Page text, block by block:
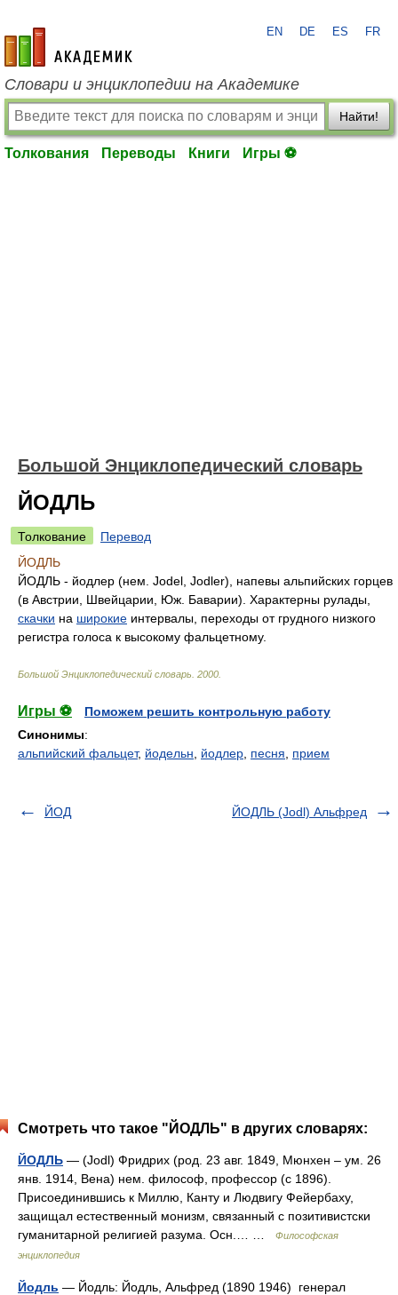
academic.ru
EN DE ES FR
Словари и энциклопедии на Академике
Найти!
Толкования Переводы Книги Игры ⚽
Большой Энциклопедический словарь
ЙОДЛЬ
Толкование
Перевод
ЙОДЛЬ
ЙОДЛЬ - йодлер (нем. Jodel, Jodler), напевы альпийских горцев
(в Австрии, Швейцарии, Юж. Баварии). Характерны рулады,
скачки на широкие интервалы, переходы от грудного низкого
регистра голоса к высокому фальцетному.
Большой Энциклопедический словарь 2000
Игры ⚽
Поможем решить контрольную работу
Синонимы:
альпийский фальцет, йодельн йодлер песня прием
ЙОД ЙОДЛЬ (Jodl) Альфред
Смотреть что такое "ЙОДЛЬ" в других словарях:
ЙОДЛЬ — (Jodl) Фридрих (род. 23 авг. 1849, Мюнхен – ум. 26
янв. 1914, Вена) нем. философ, профессор (с 1896).
Присоединившись к Миллю, Канту и Людвигу Фейербаху,
защищал естественный монизм, связанный с позитивистски
гуманитарной религией разума. Осн.… …
Философская
энциклопедия
Йодль — Йодль: Йодль, Альфред (1890 1946) генерал